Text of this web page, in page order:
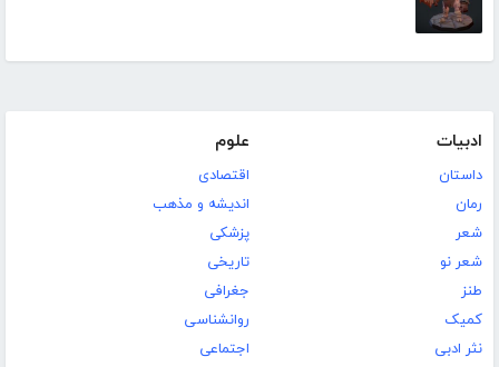
ادبیات
داستان
رمان
شعر
شعر نو
طنز
کمیک
نثر ادبی
علوم
اقتصادی
اندیشه و مذهب
پزشکی
تاریخی
جغرافی
روانشناسی
اجتماعی